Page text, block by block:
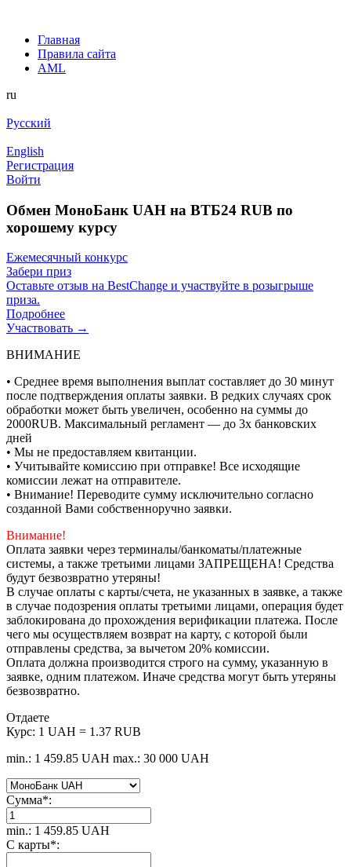
Главная
Правила сайта
AML
ru
Русский
English
Регистрация
Войти
Обмен МоноБанк UAH на ВТБ24 RUB по
хорошему курсу
Ежемесячный конкурс
Забери приз
Оставьте отзыв на BestChange и участвуйте в розыгрыше
приза.
Подробнее
Участвовать →
ВНИМАНИЕ
• Среднее время выполнения выплат составляет до 30 минут
после подтверждения оплаты заявки. В редких случаях срок
обработки может быть увеличен, особенно на суммы до
2000RUB. Максимальный регламент — до 3х банковских
дней
• Мы не предоставляем квитанции.
• Учитывайте комиссию при отправке! Все исходящие
комиссии лежат на отправителе.
• Внимание! Переводите сумму исключительно согласно
созданной Вами собственноручно заявки.
Внимание!
Оплата заявки через терминалы/банкоматы/платежные
системы, а также третьими лицами ЗАПРЕЩЕНА! Средства
будут безвозвратно утеряны!
В случае оплаты с карты/счета, не указанных в заявке, а также
в случае подозрения оплаты третьими лицами, операция будет
заблокирована до прохождения верификации платежа. После
чего мы осуществляем возврат на карту, с которой были
отправлены средства, за вычетом 20% комиссии.
Оплата должна производится строго на сумму, указанную в
заявке, одним платежом. Иначе средства могут быть утеряны
безвозвратно.
Отдаете
Курс: 1 UAH = 1.37 RUB
min.: 1 459.85 UAH max.: 30 000 UAH
Сумма*:
min.: 1 459.85 UAH
С карты*: